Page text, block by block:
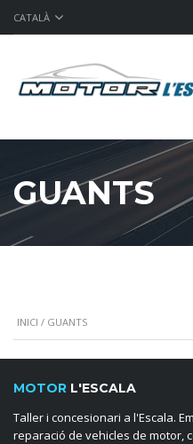
CATALÀ
GUANTS
INICI / GUANTS
MOTOR L'ESCALA
Taller i concesionari a l'Escala.
reparació de vehicles de motor,